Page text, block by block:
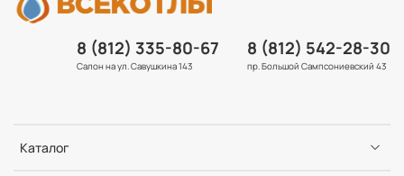
Каталог
8 (812) 335-80-67
Салон на ул. Савушкина 143
8 (812) 542-28-30
пр. Большой Сампсониевский 43